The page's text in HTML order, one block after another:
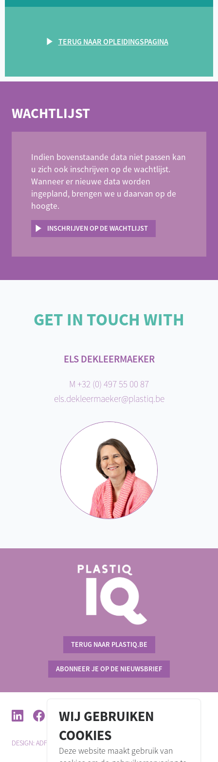
TERUG NAAR OPLEIDINGSPAGINA
WACHTLIJST
Indien bovenstaande data niet passen kan
u zich ook inschrijven op de wachtlijst.
Wanneer er nieuwe data worden
ingepland, brengen we u daarvan op de
hoogte.
INSCHRIJVEN OP DE WACHTLIJST
GET IN TOUCH WITH
ELS DEKLEERMAEKER
M +32 (0) 497 55 00 87
els.dekleermaeker@plastiq.be
TERUG NAAR PLASTIQ.BE
ABONNEER JE OP DE NIEUWSBRIEF
DESIGN: ADFUN.BE DEVELOPMENT: VULPO
WIJ GEBRUIKEN
COOKIES
Deze website maakt gebruik van